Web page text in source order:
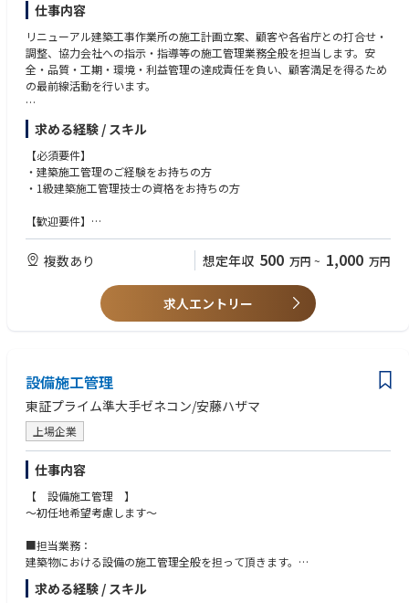
仕事内容
リニューアル建築工事作業所の施工計画立案、顧客や各省庁との打合せ・
調整、協力会社への指示・指導等の施工管理業務全般を担当します。安
全・品質・工期・環境・利益管理の達成責任を負い、顧客満足を得るため
の最前線活動を行います。
1) 施工計画の作成
2) プロジェクト全体の実行予算書作成、損益・工事資金管理
3) 工事進捗・出来形管理、協力会社への発注・管理調整、図面チェック、
施工図作成、測量、各種データ分析他
4) 安全衛生、労務管理並びに記録の保管
研究施設等
https://www.ad-hzm.co.jp/works/
・入寮条件はありますが寮も完備されています。
・住宅融資や持株制度、退職金制度など福利厚生、各種手当も充実してい
ます。
・施工管理従事者全員にiPadを配布し、自社内で現場専用アプリを開発・
展開することで、現場の声を迅速かつ適切に反映させることができ、現場
が必要とする情報をアプリに一元化することに成功しました。
求める経験 / スキル
【必須要件】
・建築施工管理のご経験をお持ちの方
・1級建築施工管理技士の資格をお持ちの方
【歓迎要件】
・一級建築士の資格をお持ちの方
【求める人物像】
・技術に対してこだわりのある方
・求心力のある方
複数あり 想定年収 500 万円 ~ 1,000 万円
求人エントリー
設備施工管理
東証プライム準大手ゼネコン/安藤ハザマ
上場企業
仕事内容
【 設備施工管理 】
～初任地希望考慮します～
■担当業務：
建築物における設備の施工管理全般を担って頂きます。
■業務詳細：
求める経験 / スキル